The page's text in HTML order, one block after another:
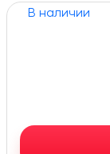
В наличии